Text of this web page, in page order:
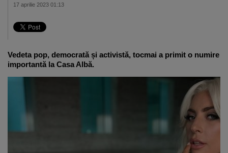
17 aprilie 2023 01:13
Vedeta pop, democrată și activistă, tocmai a primit o numire
importantă la Casa Albă.